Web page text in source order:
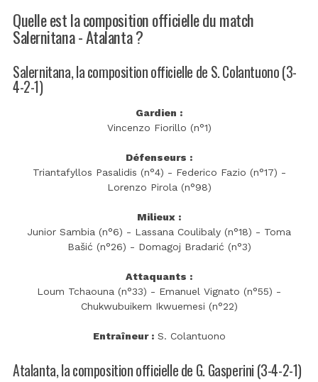
Quelle est la composition officielle du match
Salernitana - Atalanta ?
Salernitana, la composition officielle de S. Colantuono (3-
4-2-1)
Gardien :
Vincenzo Fiorillo (n°1)
Défenseurs :
Triantafyllos Pasalidis (n°4) - Federico Fazio (n°17) -
Lorenzo Pirola (n°98)
Milieux :
Junior Sambia (n°6) - Lassana Coulibaly (n°18) - Toma
Bašić (n°26) - Domagoj Bradarić (n°3)
Attaquants :
Loum Tchaouna (n°33) - Emanuel Vignato (n°55) -
Chukwubuikem Ikwuemesi (n°22)
Entraîneur :S. Colantuono
Atalanta, la composition officielle de G. Gasperini (3-4-2-1)